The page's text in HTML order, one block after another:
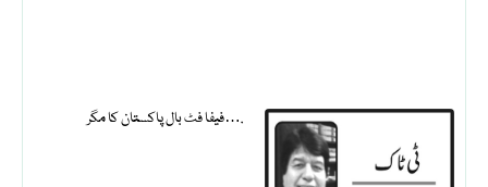
فیفا فٹ بال پاکستان کا مگر….